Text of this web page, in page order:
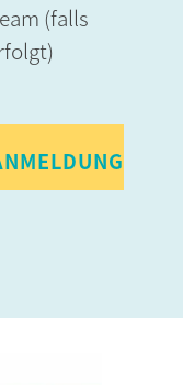
(falls